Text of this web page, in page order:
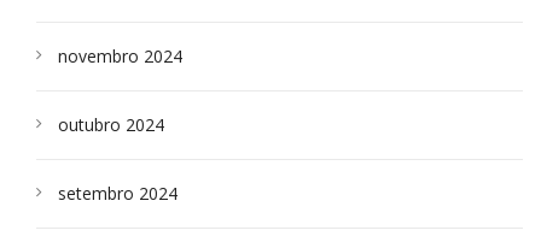
novembro 2024
outubro 2024
setembro 2024